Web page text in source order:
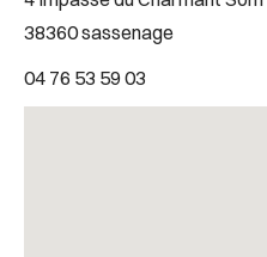
38360 sassenage
04 76 53 59 03